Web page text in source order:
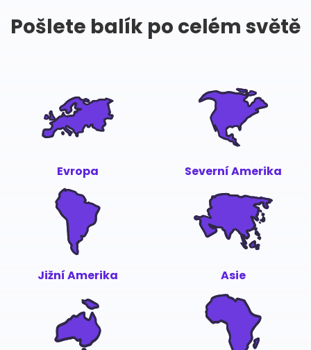
Pošlete balík po celém světě
Evropa Severní Amerika
Jižní Amerika Asie